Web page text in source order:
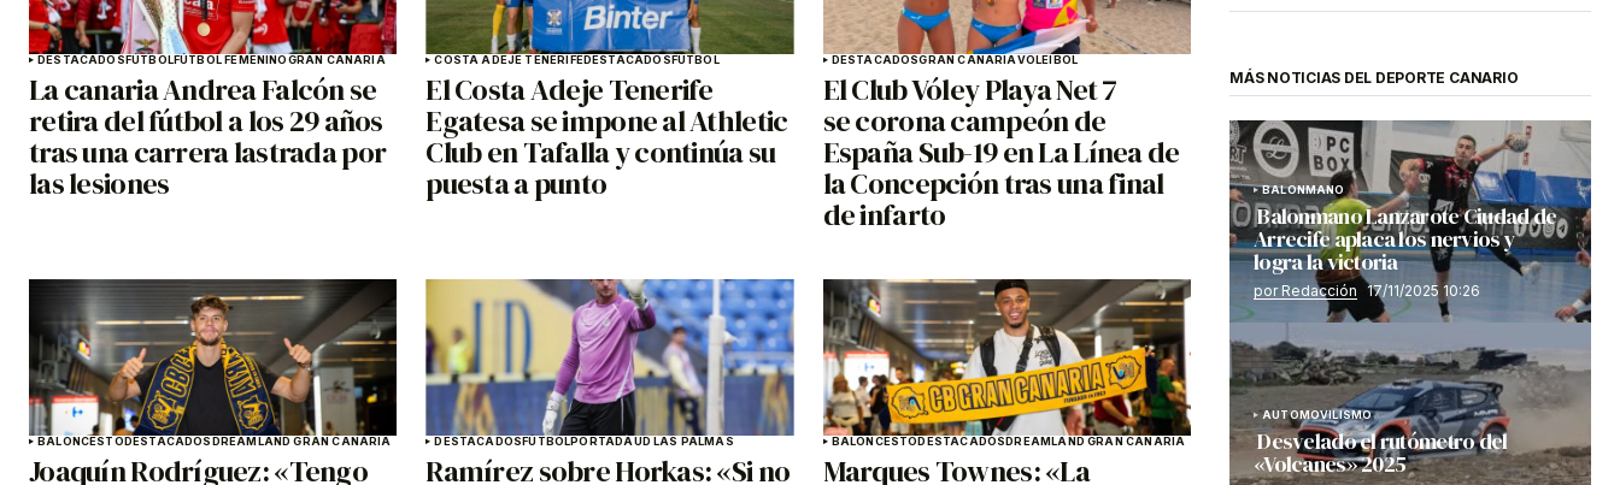
DESTACADOSFÚTBOLFÚTBOL FEMENINOGRAN CANARIA
La canaria Andrea Falcón se
retira del fútbol a los 29 años
tras una carrera lastrada por
las lesiones
COSTA ADEJE TENERIFEDESTACADOSFÚTBOL
El Costa Adeje Tenerife
Egatesa se impone al Athletic
Club en Tafalla y continúa su
puesta a punto
DESTACADOSGRAN CANARIAVOLEIBOL
El Club Vóley Playa Net 7
se corona campeón de
España Sub-19 en La Línea de
la Concepción tras una final
de infarto
BALONCESTODESTACADOSDREAMLAND GRAN CANARIA
Joaquín Rodríguez: «Tengo
DESTACADOSFÚTBOLPORTADAUD LAS PALMAS
Ramírez sobre Horkas: «Si no
BALONCESTODESTACADOSDREAMLAND GRAN CANARIA
Marques Townes: «La
MÁS NOTICIAS DEL DEPORTE CANARIO
BALONMANO
Balonmano Lanzarote Ciudad de
Arrecife aplaca los nervios y
logra la victoria
por Redacción 17/11/2025 10:26
AUTOMOVILISMO
Desvelado el rutómetro del
«Volcanes» 2025